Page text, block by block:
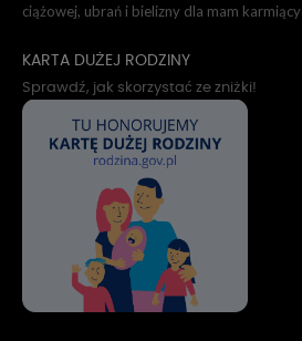
ciążowej, ubrań i bielizny dla mam
KARTA DUŻEJ RODZINY
Sprawdź, jak skorzystać ze zniżki!